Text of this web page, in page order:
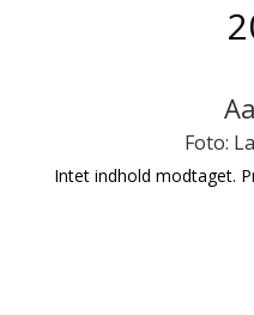
Foto:
Intet indhold modtaget.